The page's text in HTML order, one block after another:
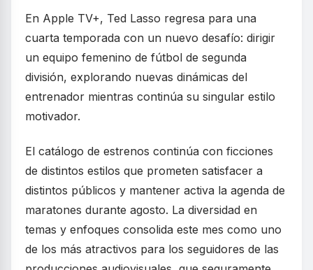
En Apple TV+, Ted Lasso regresa para una
cuarta temporada con un nuevo desafío: dirigir
un equipo femenino de fútbol de segunda
división, explorando nuevas dinámicas del
entrenador mientras continúa su singular estilo
motivador.
El catálogo de estrenos continúa con ficciones
de distintos estilos que prometen satisfacer a
distintos públicos y mantener activa la agenda de
maratones durante agosto. La diversidad en
temas y enfoques consolida este mes como uno
de los más atractivos para los seguidores de las